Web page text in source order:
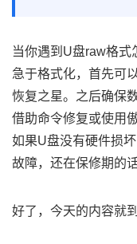
当你遇到U盘raw格
急于格式化，首先可
恢复之星。之后确保
借助命令修复或使用
如果U盘没有硬件损
故障，还在保修期的
好了，今天的内容就